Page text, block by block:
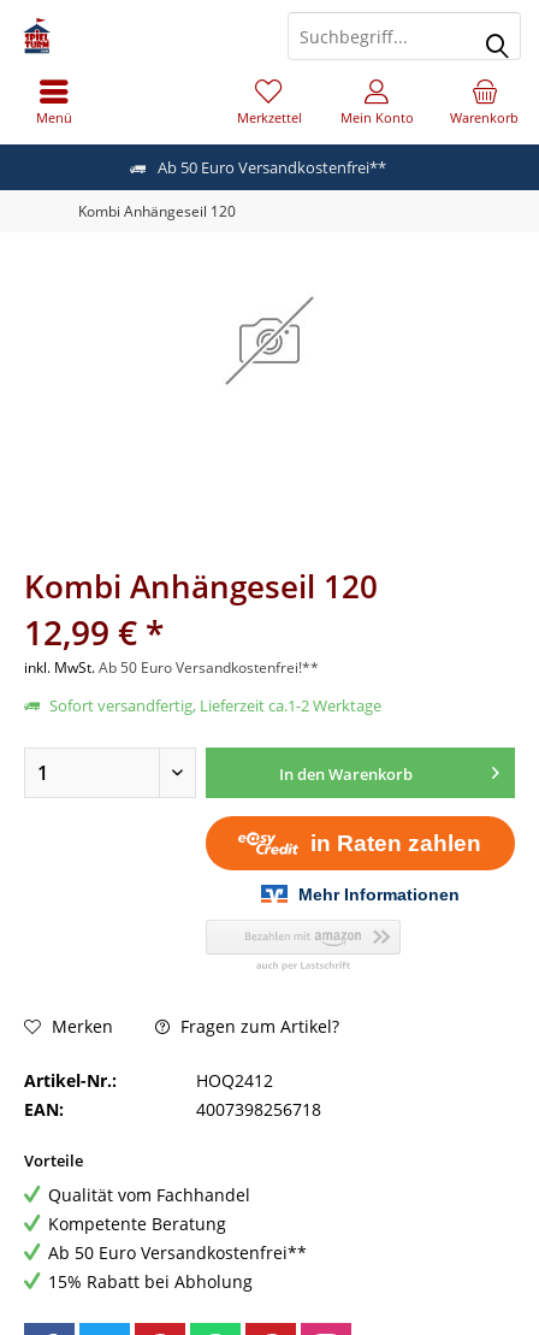
Ab 50 Euro Versandkostenfrei**
Menü Warenkorb
Merkzettel Mein Konto
Kombi Anhängeseil 120
Kombi Anhängeseil 120
12,99 € *
inkl. MwSt.Ab 50 Euro Versandkostenfrei!**
Sofort versandfertig, Lieferzeit ca.1-2 Werktage
In denWarenkorb
Merken Fragen zum Artikel?
Artikel-Nr.:
HOQ2412
EAN:
4007398256718
Vorteile
Qualität vom Fachhandel
Kompetente Beratung
Ab 50 Euro Versandkostenfrei**
15% Rabatt bei Abholung